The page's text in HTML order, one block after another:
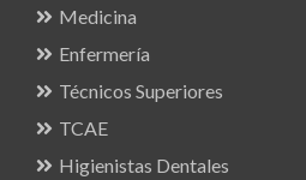
Medicina
Enfermería
Técnicos Superiores
TCAE
Higienistas Dentales